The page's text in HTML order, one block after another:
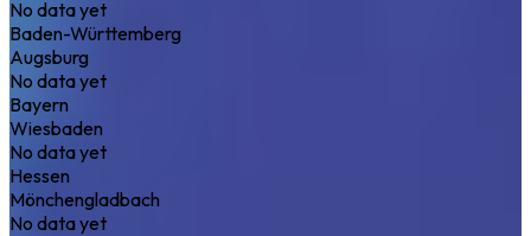
No data yet
Baden-Württemberg
Augsburg
No data yet
Bayern
Wiesbaden
No data yet
Hessen
Mönchengladbach
No data yet